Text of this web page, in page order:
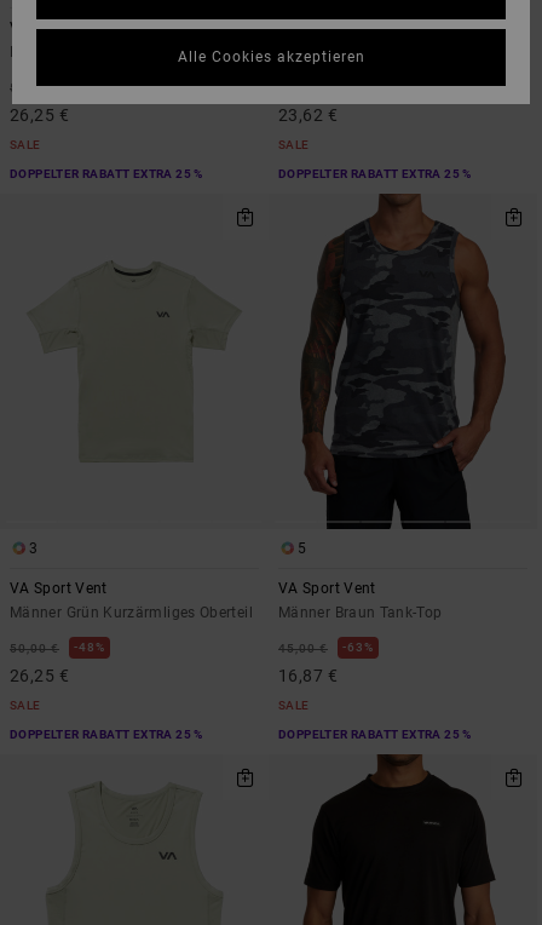
VA Sport Vent
Männer Blau Kurzärmliges Oberteil
50,00 € 48%
26,25 €
SALE
DOPPELTER RABATT EXTRA 25 %
VA Sport Vent
Männer Blau Tank-Top
45,00 € 48%
23,62 €
SALE
DOPPELTER RABATT EXTRA 25 %
3
VA Sport Vent
Männer Grün Kurzärmliges Oberteil
50,00 € 48%
26,25 €
SALE
DOPPELTER RABATT EXTRA 25 %
5
VA Sport Vent
Männer Braun Tank-Top
45,00 € 63%
16,87 €
SALE
DOPPELTER RABATT EXTRA 25 %
Alle Cookies akzeptieren